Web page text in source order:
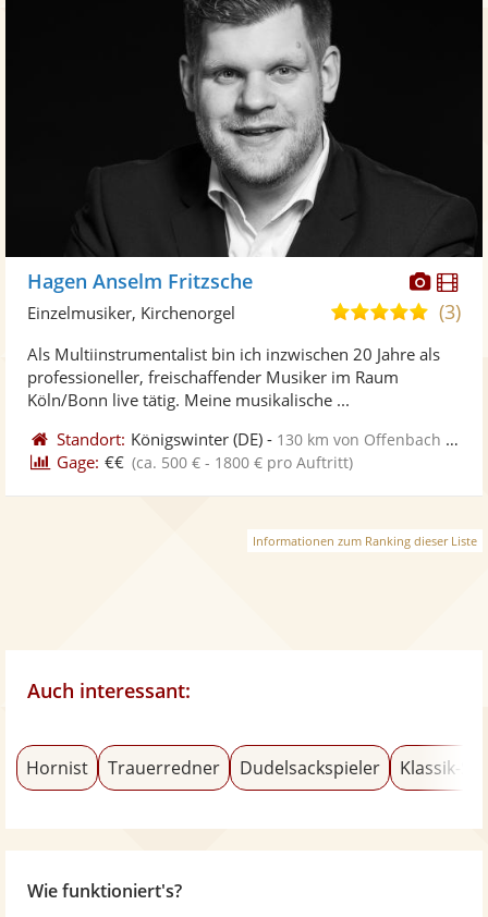
Fotos
Hagen Anselm Fritzsche
5,0
5
(3)
Einzelmusiker, Kirchenorgel
Als Multiinstrumentalist bin ich inzwischen 20 Jahre als
professioneller, freischaffender Musiker im Raum
Köln/Bonn live tätig. Meine musikalische ...
Standort: Königswinter (DE) - 130 km von Offenbach am Main
Gage: €€ (ca. 500 € - 1800 € pro Auftritt)
Informationen zum Ranking dieser Liste
Auch interessant:
Hornist Trauerredner Dudelsackspieler Klassik-
Wie funktioniert's?